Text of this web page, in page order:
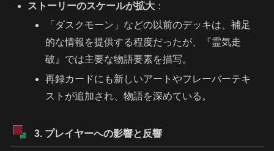
ストーリーのスケールが拡大 ：
「ダスクモーン」などの以前のデッキは、補足
的な情報を提供する程度だったが、『霊気走
破』では主要な物語要素を描写。
再録カードにも新しいアートやフレーバーテキ
ストが追加され、物語を深めている。
3. プレイヤーへの影響と反響